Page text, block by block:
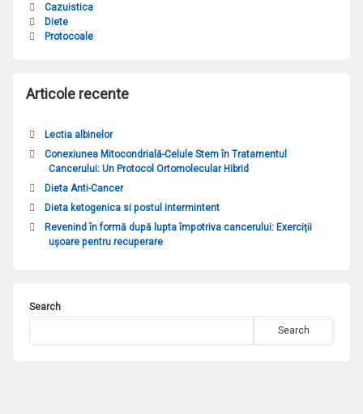
Cazuistica
Diete
Protocoale
Articole recente
Lectia albinelor
Conexiunea Mitocondrială-Celule Stem în Tratamentul
Cancerului: Un Protocol Ortomolecular Hibrid ​
Dieta Anti-Cancer
Dieta ketogenica si postul intermintent
Revenind în formă după lupta împotriva cancerului: Exerciții
ușoare pentru recuperare
Search
Search